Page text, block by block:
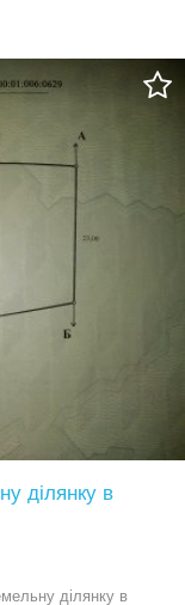
ділянку в
ділянку в